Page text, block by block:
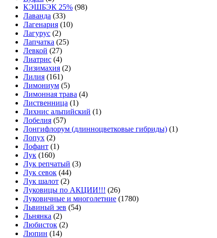
КЭШБЭК 25% (98)
Лаванда (33)
Лагенария (10)
Лагурус (2)
Лапчатка (25)
Левкой (27)
Лиатрис (4)
Лизимахия (2)
Лилия (161)
Лимониум (5)
Лимонная трава (4)
Лиственница (1)
Лихнис альпийский (1)
Лобелия (57)
Лонгифлорум (длинноцветковые гибриды) (1)
Лопух (2)
Лофант (1)
Лук (160)
Лук репчатый (3)
Лук севок (44)
Лук шалот (2)
Луковицы по АКЦИИ!!! (26)
Луковичные и многолетние (1780)
Львиный зев (54)
Льнянка (2)
Любисток (2)
Люпин (14)